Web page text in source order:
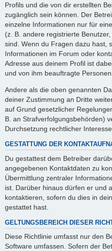
Profils und die von dir erstellten
zugänglich sein können. Der
einzelne Informationen nur für
(z. B. andere registrierte
sind. Wenn du Fragen dazu hast,
Informationen im Forum oder
Adresse aus deinem Profil ist
und von ihm beauftragte
Andere als die oben genannten
deiner Zustimmung an Dritte
auf Grund gesetzlicher
B. an Strafverfolgungsbehörden)
Durchsetzung rechtlicher
GESTATTUNG DER
Du gestattest dem Betreiber
angegebenen Kontaktdaten zu
Übermittlung zentraler
ist. Darüber hinaus dürfen er und
kontaktieren, sofern du dies in
gestattet hast.
GELTUNGSBEREICH DIESER
Diese Richtlinie umfasst nur den
Software umfassen. Sofern der